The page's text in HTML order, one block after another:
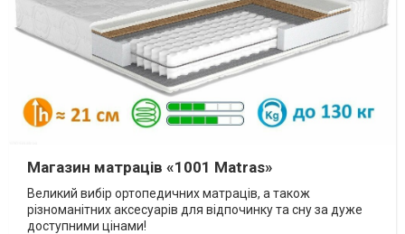
Магазин матраців «1001 Matras»
Великий вибір ортопедичних матраців, а також
різноманітних аксесуарів для відпочинку та сну за дуже
доступними цінами!